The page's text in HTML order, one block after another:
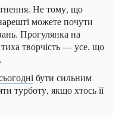
Не тому, що
можете почути
Прогулянка на
творчість — усе, що
бути сильним
турботу, якщо хтось її